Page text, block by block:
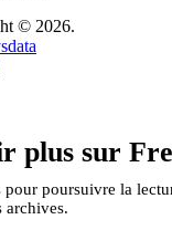
© 2026.
plus sur
poursuivre la
archives.